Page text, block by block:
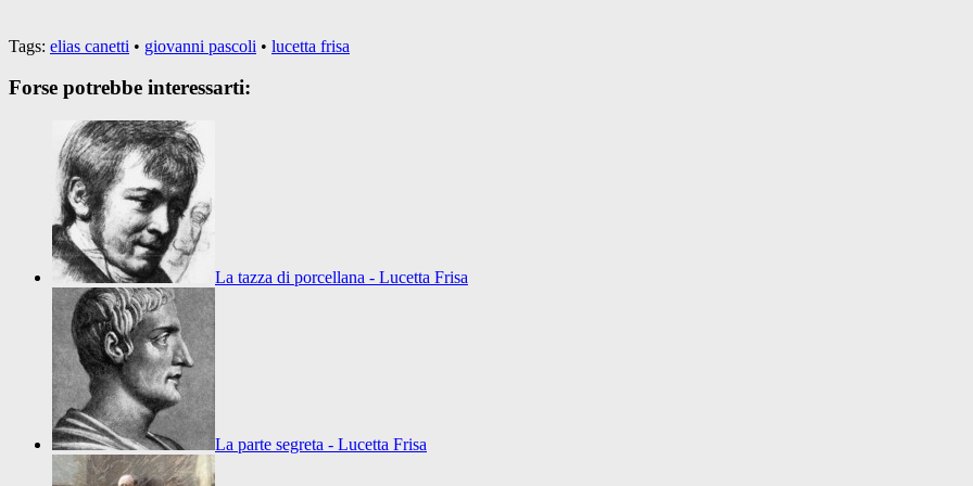
Tags: elias canetti • giovanni pascoli • lucetta frisa
Forse potrebbe interessarti:
La tazza di porcellana - Lucetta Frisa
La parte segreta - Lucetta Frisa